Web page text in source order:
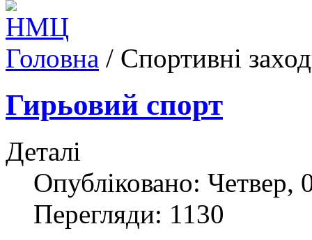
Головна / Спортивні
Гирьовий спорт
Деталі
Опубліковано: Четвер,
Перегляди: 1130